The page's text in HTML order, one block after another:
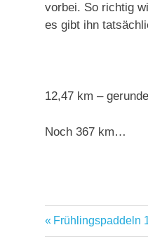
vorbei. So richtig
es gibt ihn
12,47 km –
Noch 367 km…
Vorheriger
Beitrag:
Frühlingspaddeln